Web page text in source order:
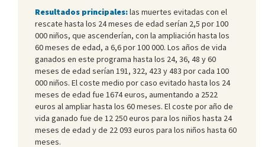
Resultados principales:las muertes evitadas con el
rescate hasta los 24 meses de edad serían 2,5 por 100
000 niños, que ascenderían, con la ampliación hasta los
60 meses de edad, a 6,6 por 100 000. Los años de vida
ganados en este programa hasta los 24, 36, 48 y 60
meses de edad serían 191, 322, 423 y 483 por cada 100
000 niños. El coste medio por caso evitado hasta los 24
meses de edad fue 1674 euros, aumentando a 2522
euros al ampliar hasta los 60 meses. El coste por año de
vida ganado fue de 12 250 euros para los niños hasta 24
meses de edad y de 22 093 euros para los niños hasta 60
meses.